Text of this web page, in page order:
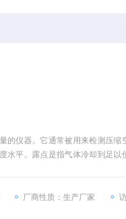
的仪器。它通常被用来检测压缩
水平。露点是指气体冷却到足以
厂商性质：生产厂家